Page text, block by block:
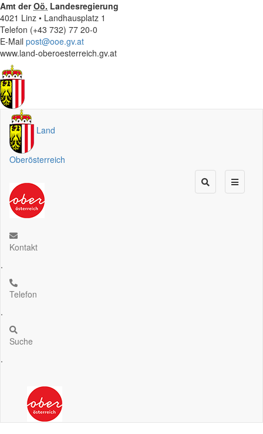
Amt derOö. Landesregierung
4021 Linz • Landhausplatz 1
Telefon (+43 732) 77 20-0
E-Mail post@ooe.gv.at
www.land-oberoesterreich.gv.at
Land
Oberösterreich
Kontakt
.
Telefon
.
Suche
.